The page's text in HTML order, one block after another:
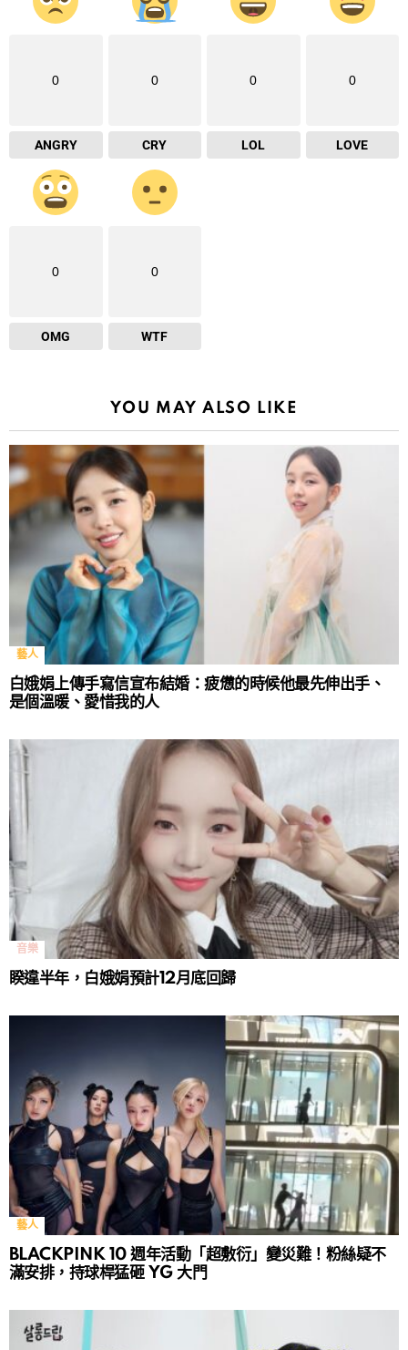
0
ANGRY
0
CRY
0
LOL
0
LOVE
0
OMG
0
WTF
YOU MAY ALSO LIKE
藝人
白娥娟上傳手寫信宣布結婚：疲憊的時候他最先伸出手、
是個溫暖、愛惜我的人
音樂
睽違半年，白娥娟預計12月底回歸
藝人
BLACKPINK 10 週年活動「超敷衍」變災難！粉絲疑不
滿安排，持球桿猛砸 YG 大門